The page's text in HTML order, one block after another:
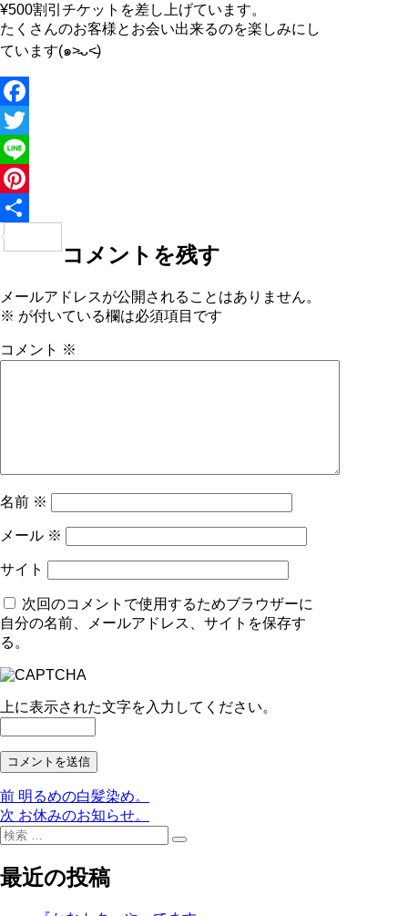
¥500割引チケットを差し上げています。
たくさんのお客様とお会い出来るのを楽しみにし
ています(๑˃̵ᴗ˂̵)
Facebook
Twitter
Line
Pinterest
有
コメントを残す
メールアドレスが公開されることはありません。
※ が付いている欄は必須項目です
コメント ※
名前 ※
メール ※
サイト
次回のコメントで使用するためブラウザーに
自分の名前、メールアドレス、サイトを保存す
る。
上に表示された文字を入力してください。
投
稿
ビ
前 前
の
投
明るめの白髪染め。
次 次
の
稿:
お休みのお知らせ。
検
検
最近の投稿